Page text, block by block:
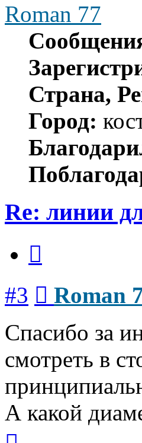
Roman 77
Страна,
Город:
Re: линии
#3 Roman
Спасибо за
смотреть в
А какой